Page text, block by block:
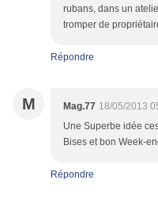
rubans, dans un
tromper de
Répondre
M Mag.77 18/05/2013
Une Superbe idée
Bises et bon Week-
Répondre